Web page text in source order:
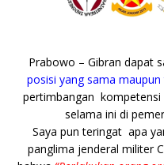
Prabowo – Gibran dapat
posisi yang sama maupun
pertimbangan
selama ini di
Saya pun teringat apa
panglima jenderal militer